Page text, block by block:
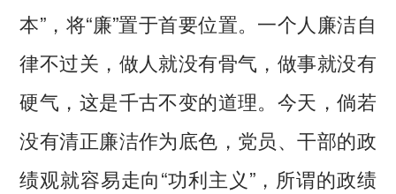
本”，将“廉”置于首要位置。一个人廉洁自
律不过关，做人就没有骨气，做事就没有
硬气，这是千古不变的道理。今天，倘若
没有清正廉洁作为底色，党员、干部的政
绩观就容易走向“功利主义”，所谓的政绩